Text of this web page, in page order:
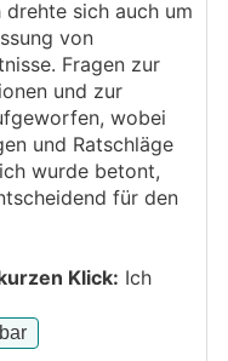
erledigt und hatte
auf entweder
anders ginge).
ich nun die
Gas machen. Als
erschließen. Jetzt
nachträglich
das Projekt von
Neuanlage des
dass man da
könnte.
sich auch um
von
Fragen zur
und zur
wobei
und Ratschläge
wurde betont,
für den
Klick: Ich